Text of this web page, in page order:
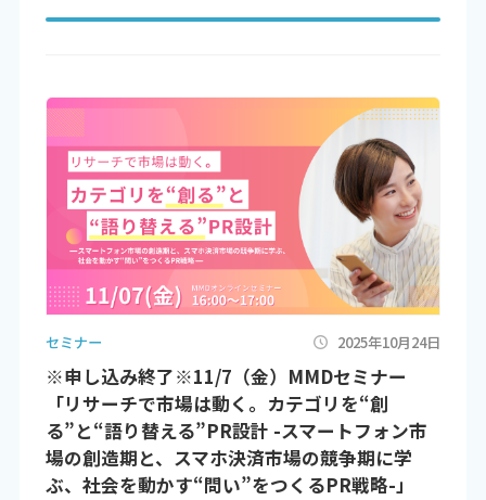
セミナー 2025年10月24日
※申し込み終了※11/7（金）MMDセミナー
「リサーチで市場は動く。カテゴリを“創
る”と“語り替える”PR設計 -スマートフォン市
場の創造期と、スマホ決済市場の競争期に学
ぶ、社会を動かす“問い”をつくるPR戦略-」